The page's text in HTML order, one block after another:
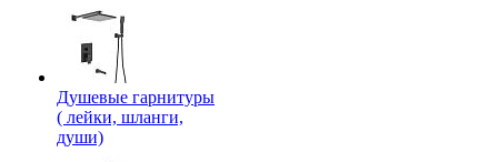
Душевые гарнитуры
( лейки, шланги,
души)